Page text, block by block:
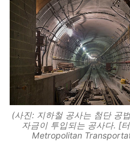
(사진: 지하철 공사는 첨단 공
자금이 투입되는 공사다. [
Metropolitan